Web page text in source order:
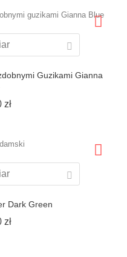
Guzikami Gianna
złCena
Dark Green
złCena